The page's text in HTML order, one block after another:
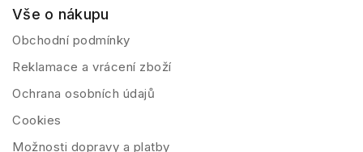
Vše o nákupu
Obchodní podmínky
Reklamace a vrácení zboží
Ochrana osobních údajů
Cookies
Možnosti dopravy a platby